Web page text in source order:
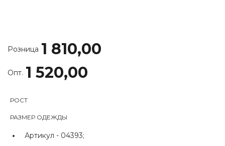
Розница 1 810,00
Опт. 1 520,00
РОСТ
РАЗМЕР ОДЕЖДЫ
Артикул - 04393;